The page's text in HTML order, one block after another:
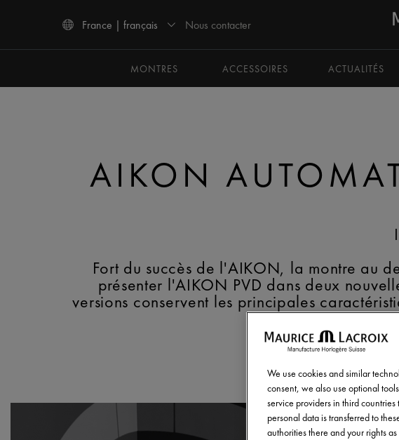
France | français Nous contacter
MONTRES
ACCESSOIRES ACTUALITÉS
AIKON
Fort du succès de l'AIKON, la montre au
présenter l'AIKON PVD dans deux
versions conservent les principales
We use cookies and similar
consent, we also use optional
service providers in third
personal data is transferred to
authorities there and your rights